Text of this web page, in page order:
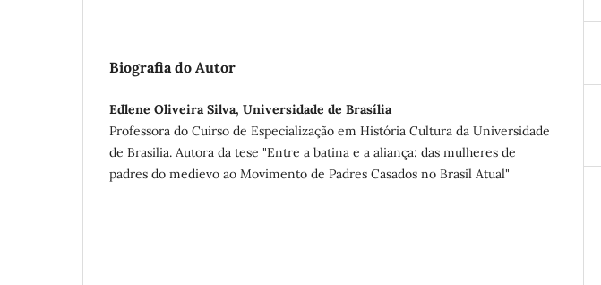
Biografia do Autor
Edlene Oliveira Silva, Universidade de Brasília
Professora do Cuirso de Especialização em História Cultura da Universidade
de Brasilia. Autora da tese "Entre a batina e a aliança: das mulheres de
padres do medievo ao Movimento de Padres Casados no Brasil Atual"